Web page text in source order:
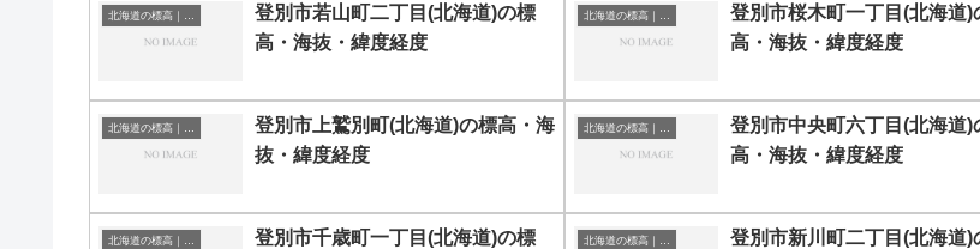
登別市若山町二丁目(北海道)の標
高・海抜・緯度経度
登別市桜木町一丁目(北海道)
高・海抜・緯度経度
登別市上鷲別町(北海道)の標高・海
抜・緯度経度
登別市中央町六丁目(北海道)
高・海抜・緯度経度
登別市千歳町一丁目(北海道)の標
登別市新川町二丁目(北海道)